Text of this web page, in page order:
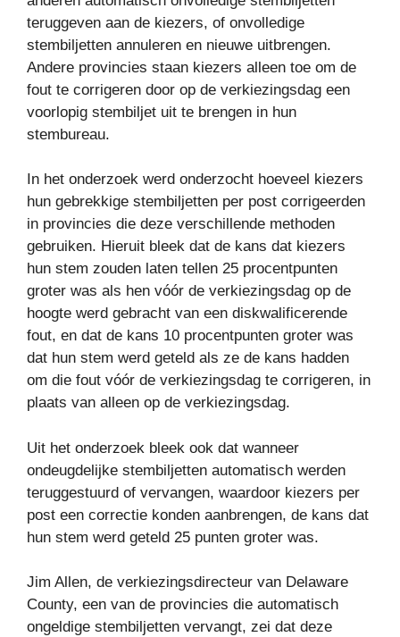
teruggeven aan de kiezers, of onvolledige
stembiljetten annuleren en nieuwe uitbrengen.
Andere provincies staan ​​kiezers alleen toe om de
fout te corrigeren door op de verkiezingsdag een
voorlopig stembiljet uit te brengen in hun
stembureau.
In het onderzoek werd onderzocht hoeveel kiezers
hun gebrekkige stembiljetten per post corrigeerden
in provincies die deze verschillende methoden
gebruiken. Hieruit bleek dat de kans dat kiezers
hun stem zouden laten tellen 25 procentpunten
groter was als hen vóór de verkiezingsdag op de
hoogte werd gebracht van een diskwalificerende
fout, en dat de kans 10 procentpunten groter was
dat hun stem werd geteld als ze de kans hadden
om die fout vóór de verkiezingsdag te corrigeren, in
plaats van alleen op de verkiezingsdag.
Uit het onderzoek bleek ook dat wanneer
ondeugdelijke stembiljetten automatisch werden
teruggestuurd of vervangen, waardoor kiezers per
post een correctie konden aanbrengen, de kans dat
hun stem werd geteld 25 punten groter was.
Jim Allen, de verkiezingsdirecteur van Delaware
County, een van de provincies die automatisch
ongeldige stembiljetten vervangt, zei dat deze